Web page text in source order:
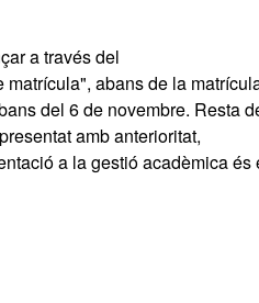
a través del
abans de la
del 6 de novembre. Resta
amb anterioritat,
a la gestió acadèmica és